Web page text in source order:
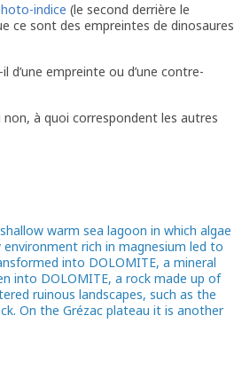
indice (le second derrière le
ce sont des empreintes de dinosaures
d’une empreinte ou d’une contre-
non, à quoi correspondent les autres
warm sea lagoon in which algae
rich in magnesium led to
into DOLOMITE, a mineral
into DOLOMITE, a rock made up of
ruinous landscapes, such as the
On the Grézac plateau it is another